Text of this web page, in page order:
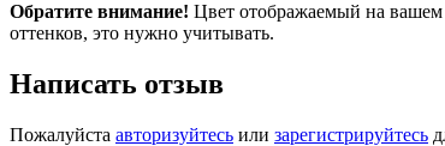
Обратите внимание! Цвет отображаемый на вашем
оттенков, это нужно учитывать.
Написать отзыв
Пожалуйста авторизуйтесь или зарегистрируйтесь